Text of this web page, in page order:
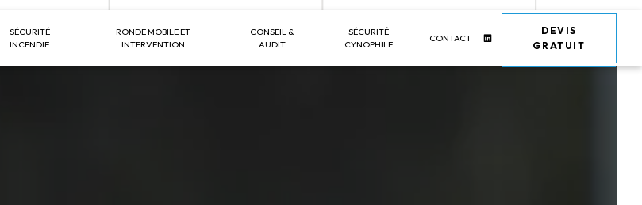
SÉCURITÉ
INCENDIE
RONDE MOBILE ET
INTERVENTION
CONSEIL &
AUDIT
SÉCURITÉ
CYNOPHILE
CONTACT
DEVIS
GRATUIT